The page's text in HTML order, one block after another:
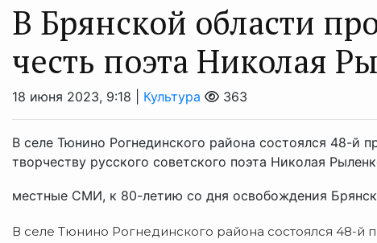
В Брянской области
честь поэта Николая
18 июня 2023, 9:18 | Культура 363
В селе Тюнино Рогнединского района состоялся 48-й
творчеству русского советского поэта Николая
местные СМИ, к 80-летию со дня освобождения
В селе Тюнино Рогнединского района состоялся 48-й